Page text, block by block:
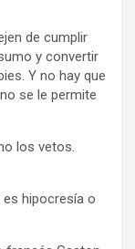
de cumplir
y convertir
Y no hay que
se le permite
los vetos.
hipocresía o